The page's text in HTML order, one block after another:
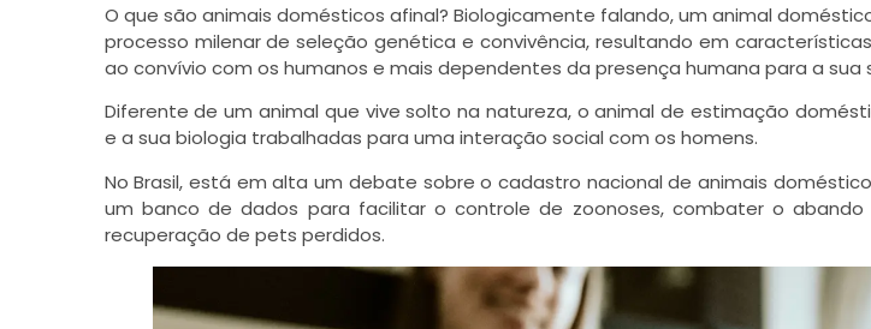
O que são animais domésticos afinal? Biologicamente falando, um animal
processo milenar de seleção genética e convivência, resultando em
ao convívio com os humanos e mais dependentes da presença humana para a sua
Diferente de um animal que vive solto na natureza, o animal de estimação
e a sua biologia trabalhadas para uma interação social com os homens.
No Brasil, está em alta um debate sobre o cadastro nacional de animais
um banco de dados para facilitar o controle de zoonoses, combater o
recuperação de pets perdidos.